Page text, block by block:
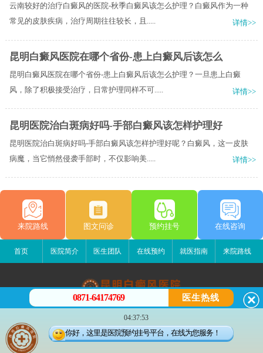
云南较好的治疗白癜风的医院-秋季白癜风该怎么护理？白癜风作为一种
常见的皮肤疾病，治疗周期往往较长，且.....
详情>>
昆明白癜风医院在哪个省份-患上白癜风后该怎么
昆明白癜风医院在哪个省份-患上白癜风后该怎么护理？一旦患上白癜
风，除了积极接受治疗，日常护理同样不可.....
详情>>
昆明医院治白斑病好吗-手部白癜风该怎样护理好
昆明医院治白斑病好吗-手部白癜风该怎样护理好呢？白癜风，这一皮肤
病魔，当它悄然侵袭手部时，不仅影响美.....
详情>>
来院路线 图文问诊 预约挂号 在线咨询
首页 医院简介 医生团队 在线预约 就医指南 来院路线
昆明白癜风医院
昆明市五华区护国路2号
版权所有：昆明白癜风医院
0871-64174769 医生热线
04:37:53
你好，这里是医院预约挂号平台，在线为您服务！